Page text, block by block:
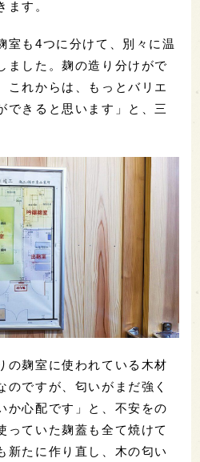
ます。
室も4つに分けて、別々に温
ました。麹の造り分けがで
これからは、もっとバリエ
できると思います」と、三
の麹室に使われている木材
のですが、匂いがまだ強く
か心配です」と、不安をの
っていた麹蓋も全て焼けて
新たに作り直し、木の匂い